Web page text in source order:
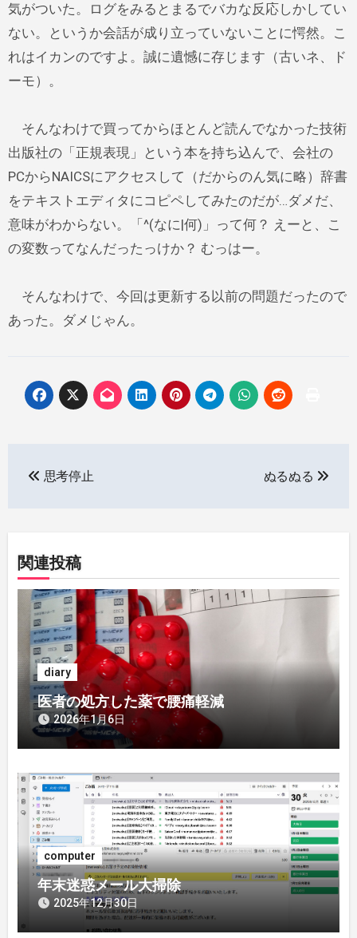
気がついた。ログをみるとまるでバカな反応しかしてい
ない。というか会話が成り立っていないことに愕然。こ
れはイカンのですよ。誠に遺憾に存じます（古いネ、ド
ーモ）。
そんなわけで買ってからほとんど読んでなかった技術
出版社の「正規表現」という本を持ち込んで、会社の
PCからNAICSにアクセスして（だからのん気に略）辞書
をテキストエディタにコピペしてみたのだが…ダメだ、
意味がわからない。「^(なに|何)」って何？ えーと、こ
の変数ってなんだったっけか？ むっはー。
そんなわけで、今回は更新する以前の問題だったので
あった。ダメじゃん。
ビ
ゲ
ー
シ
ョ
ン
思考停止 ぬるぬる
関連投稿
diary
医者の処方した薬で腰痛軽減
2026年1月6日
computer
年末迷惑メール大掃除
2025年12月30日